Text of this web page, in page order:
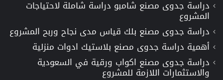
دراسة جدوى مصنع شامبو دراسة شاملة لاحتياجات
المشروع
دراسة جدوى مصنع بلك قياس مدى نجاح وربح المشروع
أهمية دراسة جدوى مصنع بلاستيك ادوات منزلية
دراسة جدوى مصنع اكواب ورقية في السعودية
والاستثمارات اللازمة للمشروع